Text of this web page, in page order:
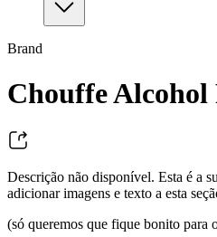
Brand
Chouffe Alcohol
Descrição não disponível. Esta é a
adicionar imagens e texto a esta
(só queremos que fique bonito para